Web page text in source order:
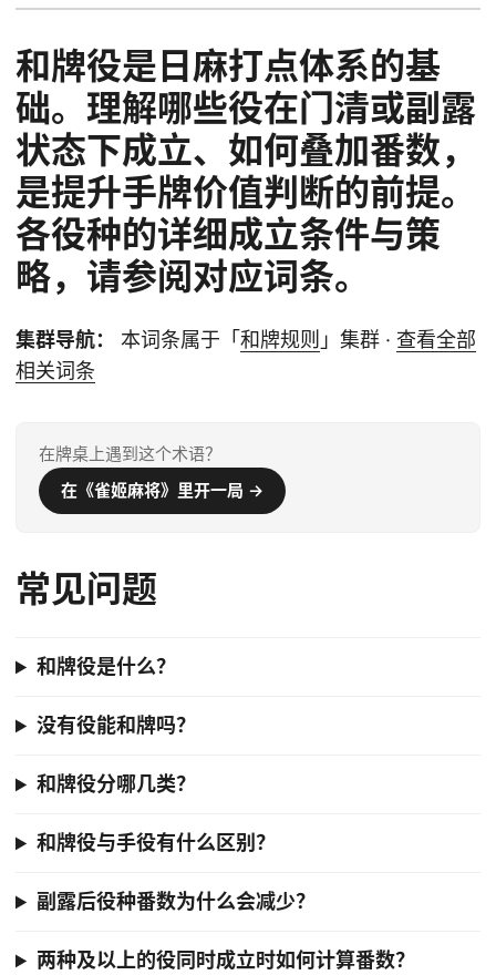
和牌役是日麻打点体系的基
础。理解哪些役在门清或副露
状态下成立、如何叠加番数，
是提升手牌价值判断的前提。
各役种的详细成立条件与策
略，请参阅对应词条。
集群导航： 本词条属于「 和牌规则 」集群 · 查看全部
相关词条
在牌桌上遇到这个术语？
在《雀姬麻将》里开一局 →
常见问题
和牌役是什么？
没有役能和牌吗？
和牌役分哪几类？
和牌役与手役有什么区别？
副露后役种番数为什么会减少？
两种及以上的役同时成立时如何计算番数？